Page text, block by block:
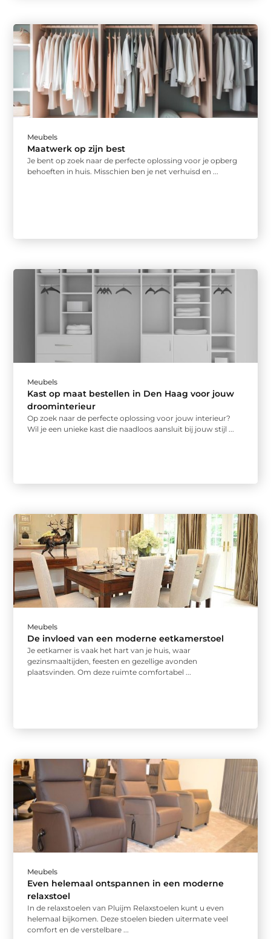
Meubels
Maatwerk op zijn best
Je bent op zoek naar de perfecte oplossing voor je opberg
behoeften in huis. Misschien ben je net verhuisd en ...
Meubels
Kast op maat bestellen in Den Haag voor jouw
droominterieur
Op zoek naar de perfecte oplossing voor jouw interieur?
Wil je een unieke kast die naadloos aansluit bij jouw stijl ...
Meubels
De invloed van een moderne eetkamerstoel
Je eetkamer is vaak het hart van je huis, waar
gezinsmaaltijden, feesten en gezellige avonden
plaatsvinden. Om deze ruimte comfortabel ...
Meubels
Even helemaal ontspannen in een moderne
relaxstoel
In de relaxstoelen van Pluijm Relaxstoelen kunt u even
helemaal bijkomen. Deze stoelen bieden uitermate veel
comfort en de verstelbare ...